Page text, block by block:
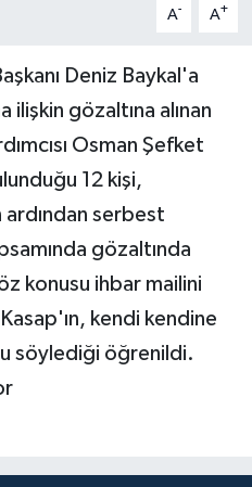
A- A+
Deniz Baykal'a
ilişkin gözaltına alınan
Osman Şefket
12 kişi,
ardından serbest
gözaltında
konusu ihbar mailini
kendi kendine
söylediği öğrenildi.